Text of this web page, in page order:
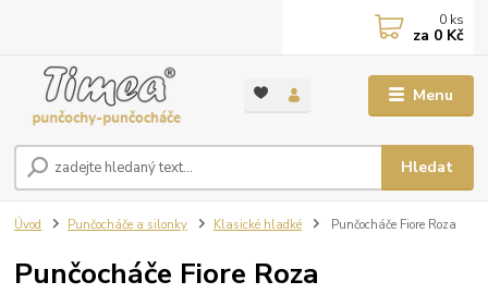
Menu
Hledat
0 ks
za 0 Kč
Úvod Punčocháče a silonky Klasické hladké Punčocháče Fiore Roza
Punčocháče Fiore Roza